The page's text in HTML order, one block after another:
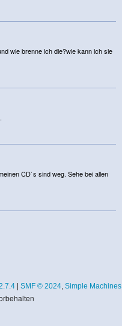
wie brenne ich die?wie kann ich sie
CD`s sind weg. Sehe bei allen
| SMF © 2024, Simple Machines